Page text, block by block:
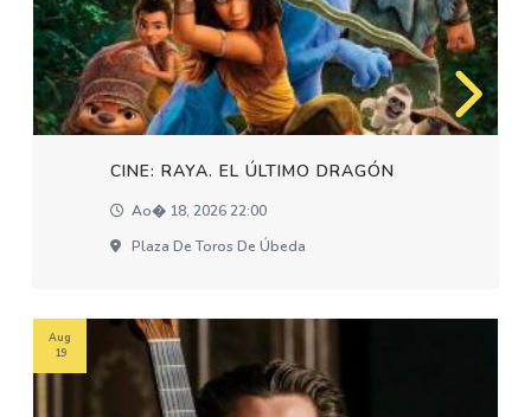
CINE: RAYA. EL ÚLTIMO DRAGÓN
Ao� 18, 2026 22:00
Plaza De Toros De Úbeda
Aug
19